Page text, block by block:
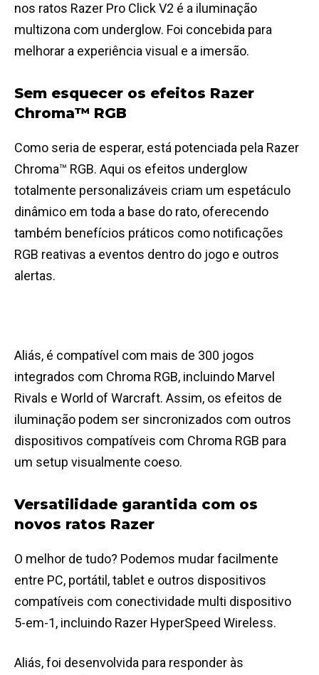
nos ratos Razer Pro Click V2 é a iluminação
multizona com underglow. Foi concebida para
melhorar a experiência visual e a imersão.
Sem esquecer os efeitos Razer
Chroma™ RGB
Como seria de esperar, está potenciada pela Razer
Chroma™ RGB. Aqui os efeitos underglow
totalmente personalizáveis criam um espetáculo
dinâmico em toda a base do rato, oferecendo
também benefícios práticos como notificações
RGB reativas a eventos dentro do jogo e outros
alertas.
Aliás, é compatível com mais de 300 jogos
integrados com Chroma RGB, incluindo Marvel
Rivals e World of Warcraft. Assim, os efeitos de
iluminação podem ser sincronizados com outros
dispositivos compatíveis com Chroma RGB para
um setup visualmente coeso.
Versatilidade garantida com os
novos ratos Razer
O melhor de tudo? Podemos mudar facilmente
entre PC, portátil, tablet e outros dispositivos
compatíveis com conectividade multi dispositivo
5-em-1, incluindo Razer HyperSpeed Wireless.
Aliás, foi desenvolvida para responder às